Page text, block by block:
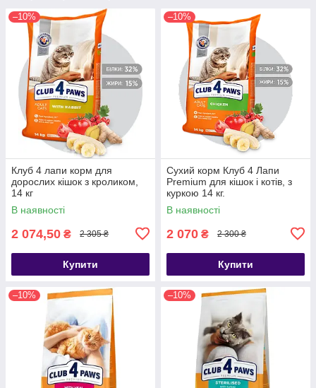
–10%
Клуб 4 лапи корм для
дорослих кішок з кроликом,
14 кг
В наявності
2 074,50 ₴ 2 305 ₴
Купити
–10%
Сухий корм Клуб 4 Лапи
Premium для кішок і котів, з
куркою 14 кг.
В наявності
2 070 ₴ 2 300 ₴
Купити
–10% –10%